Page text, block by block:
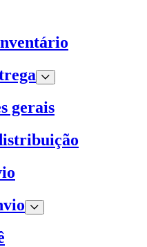
gerais